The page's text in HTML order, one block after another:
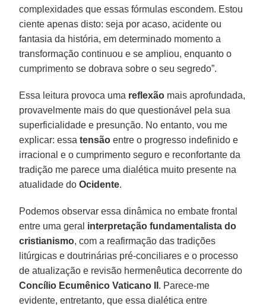
complexidades que essas fórmulas escondem. Estou
ciente apenas disto: seja por acaso, acidente ou
fantasia da história, em determinado momento a
transformação continuou e se ampliou, enquanto o
cumprimento se dobrava sobre o seu segredo”.
Essa leitura provoca uma reflexão mais aprofundada,
provavelmente mais do que questionável pela sua
superficialidade e presunção. No entanto, vou me
explicar: essatensão entre o progresso indefinido e
irracional e o cumprimento seguro e reconfortante da
tradição me parece uma dialética muito presente na
atualidade doOcidente.
Podemos observar essa dinâmica no embate frontal
entre uma geral interpretação fundamentalista do
cristianismo, com a reafirmação das tradições
litúrgicas e doutrinárias pré-conciliares e o processo
de atualização e revisão hermenêutica decorrente do
Concílio Ecumênico Vaticano II . Parece-me
evidente, entretanto, que essa dialética entre